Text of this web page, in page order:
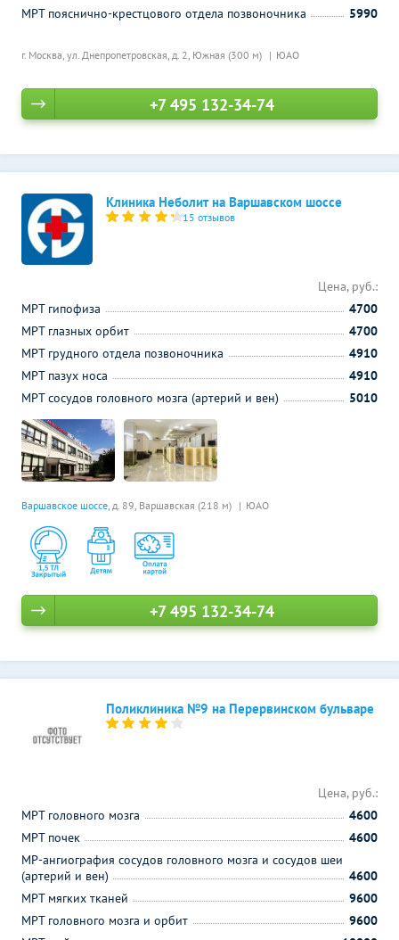
г. Москва, ул. Днепропетровская, д. 2, Южная (300 м) ЮАО
МРТ пояснично-крестцового отдела позвоночника
5990
+7 495 132-34-74
Клиника Неболит на Варшавском шоссе
15 отзывов
Варшавское шоссе, д. 89, Варшавская (218 м) ЮАО
Цена, руб.:
МРТ гипофиза
4700
МРТ глазных орбит
4700
МРТ грудного отдела позвоночника
4910
МРТ пазух носа
4910
МРТ сосудов головного мозга (артерий и вен)
5010
+7 495 132-34-74
Поликлиника №9 на Перервинском бульваре
Цена, руб.:
МРТ головного мозга
4600
МРТ почек
4600
МР-ангиография сосудов головного мозга и сосудов шеи
(артерий и вен)
4600
МРТ мягких тканей
9600
МРТ головного мозга и орбит
9600